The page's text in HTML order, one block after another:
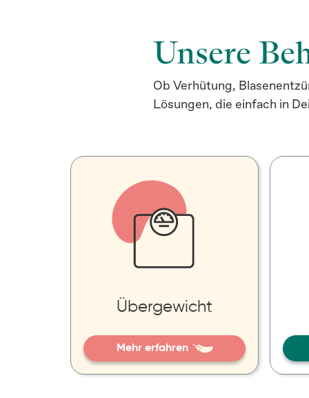
Unsere
Ob Verhütung,
Lösungen, die einfach in
Übergewicht
Mehr erfahren